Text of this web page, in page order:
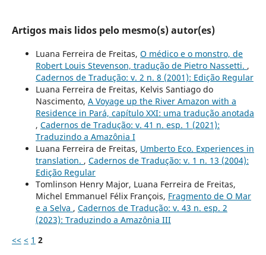
Artigos mais lidos pelo mesmo(s) autor(es)
Luana Ferreira de Freitas, O médico e o monstro, de
Robert Louis Stevenson, tradução de Pietro Nassetti. ,
Cadernos de Tradução: v. 2 n. 8 (2001): Edição Regular
Luana Ferreira de Freitas, Kelvis Santiago do
Nascimento, A Voyage up the River Amazon with a
Residence in Pará, capítulo XXI: uma tradução anotada
, Cadernos de Tradução: v. 41 n. esp. 1 (2021):
Traduzindo a Amazônia I
Luana Ferreira de Freitas, Umberto Eco. Experiences in
translation. , Cadernos de Tradução: v. 1 n. 13 (2004):
Edição Regular
Tomlinson Henry Major, Luana Ferreira de Freitas,
Michel Emmanuel Félix François, Fragmento de O Mar
e a Selva , Cadernos de Tradução: v. 43 n. esp. 2
(2023): Traduzindo a Amazônia III
<< < 1 2